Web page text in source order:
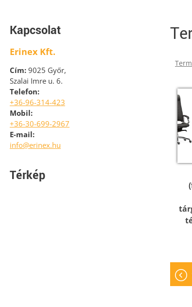
Kapcsolat
Erinex Kft.
Cím: 9025 Győr,
Szalai Imre u. 6.
Telefon:
+36-96-314-423
Mobil:
+36-30-699-2967
E-mail:
info@erinex.hu
Térkép